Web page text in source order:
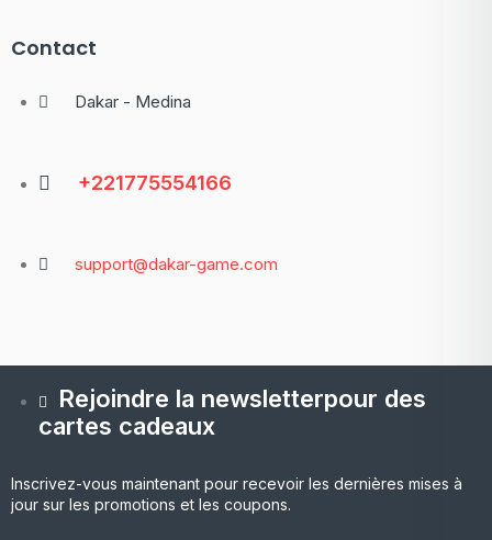
Contact
Dakar - Medina
+221775554166
support@dakar-game.com
Rejoindre la newsletterpour des
cartes cadeaux
Inscrivez-vous maintenant pour recevoir les dernières mises à
jour sur les promotions et les coupons.